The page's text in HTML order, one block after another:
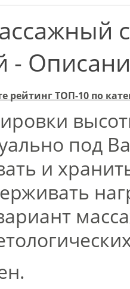
-
рейтинг ТОП-10 по
под
и